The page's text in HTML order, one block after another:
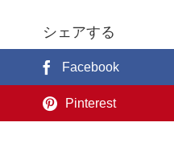
シェアする
Facebook
Pinterest